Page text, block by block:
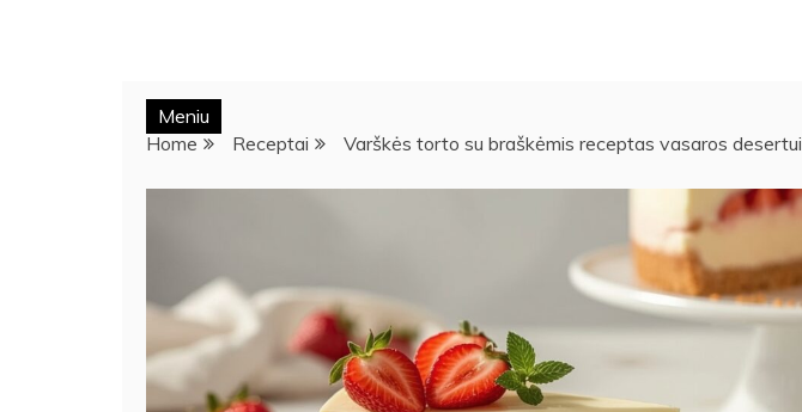
Meniu
Home
Receptai Varškės torto su braškėmis receptas vasaros desertui